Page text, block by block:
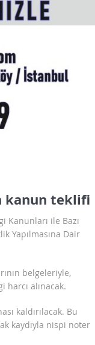
kanun teklifi
Kanunları ile Bazı
Yapılmasına Dair
belgeleriyle,
harcı alınacak.
kaldırılacak. Bu
kaydıyla nispi noter